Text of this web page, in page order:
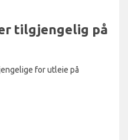
tilgjengelig på
for utleie på